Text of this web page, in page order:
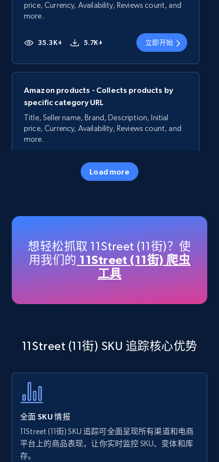
price, Currency, Availability, Reviews count, and
more.
35.3K+ 5.7K+ 立即开始
Amazon products - Collects products by
specific category URL
Title, Seller name, Brand, Description, Initial
price, Currency, Availability, Reviews count, and
more.
5.7K+
Title, Seller name, Brand, Description, Initial
price, Currency, Availability, Reviews count, and
more.
upc numbers
price, Currency, Availability, Reviews count, and
more.
35.3K+
Amazon Reviews
Load more
想轻松抓取 11Street (11街)？使
用我们的 11Street (11街) 爬虫
工具
11Street (11街) SKU 追踪核心优势
全面 SKU 情报
11Street (11街) SKU 追踪可全面呈现所有渠道和电商
平台上的商品表现，让你实时监控 SKU、变体和库
存。